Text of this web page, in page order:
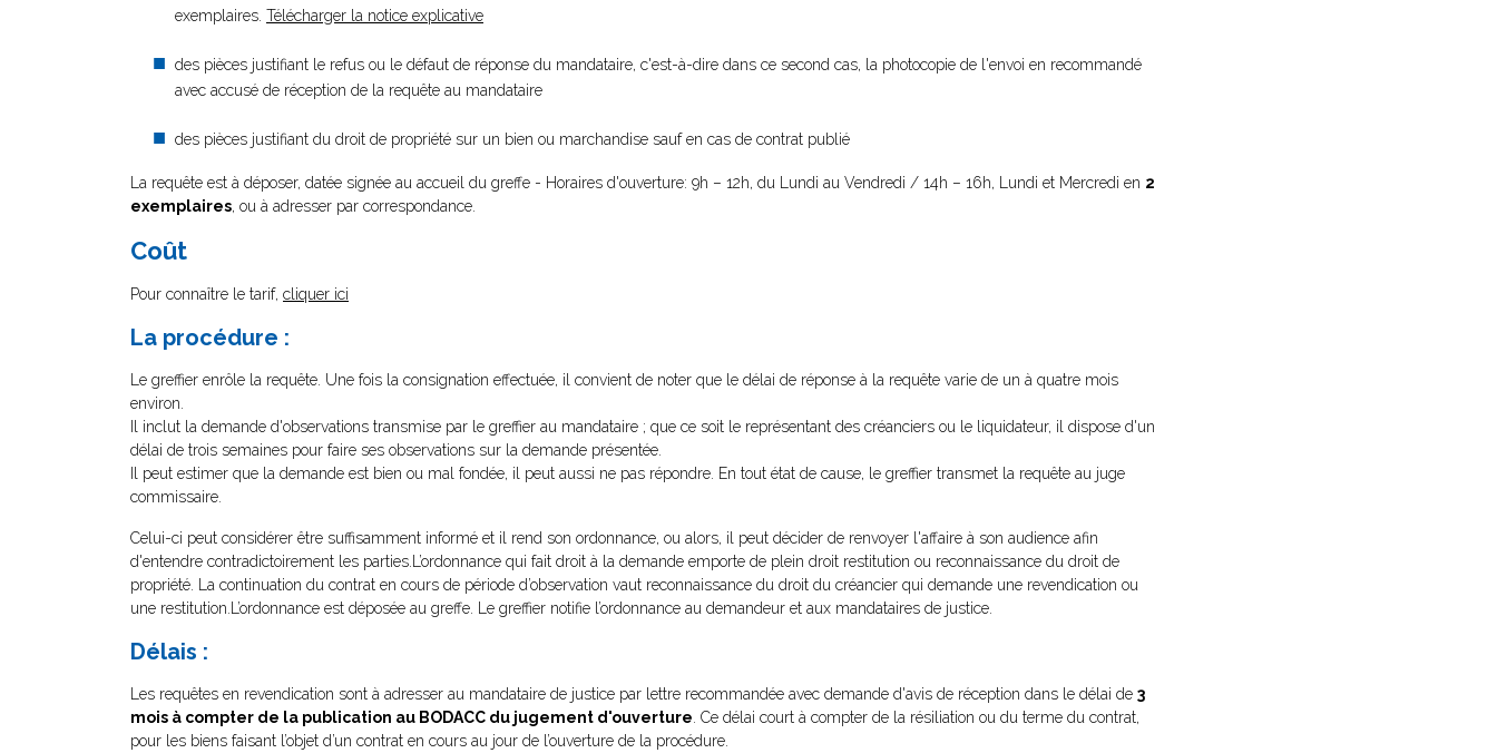
exemplaires. Télécharger la notice explicative
des pièces justifiant le refus ou le défaut de réponse du mandataire, c'est-à-dire dans ce second cas, la photocopie de l'envoi en recommandé
avec accusé de réception de la requête au mandataire
des pièces justifiant du droit de propriété sur un bien ou marchandise sauf en cas de contrat publié
La requête est à déposer, datée signée au accueil du greffe - Horaires d'ouverture: 9h – 12h, du Lundi au Vendredi / 14h – 16h, Lundi et Mercredi en 2
exemplaires, ou à adresser par correspondance.
Coût
Pour connaître le tarif, cliquer ici
La procédure :
Le greffier enrôle la requête. Une fois la consignation effectuée, il convient de noter que le délai de réponse à la requête varie de un à quatre mois
environ.
Il inclut la demande d'observations transmise par le greffier au mandataire ; que ce soit le représentant des créanciers ou le liquidateur, il dispose d'un
délai de trois semaines pour faire ses observations sur la demande présentée.
Il peut estimer que la demande est bien ou mal fondée, il peut aussi ne pas répondre. En tout état de cause, le greffier transmet la requête au juge
commissaire.
Celui-ci peut considérer être suffisamment informé et il rend son ordonnance, ou alors, il peut décider de renvoyer l'affaire à son audience afin
d'entendre contradictoirement les parties.L’ordonnance qui fait droit à la demande emporte de plein droit restitution ou reconnaissance du droit de
propriété. La continuation du contrat en cours de période d’observation vaut reconnaissance du droit du créancier qui demande une revendication ou
une restitution.L’ordonnance est déposée au greffe. Le greffier notifie l’ordonnance au demandeur et aux mandataires de justice.
Délais :
Les requêtes en revendication sont à adresser au mandataire de justice par lettre recommandée avec demande d'avis de réception dans le délai de 3
mois à compter de la publication au BODACC du jugement d'ouverture . Ce délai court à compter de la résiliation ou du terme du contrat,
pour les biens faisant l’objet d’un contrat en cours au jour de l’ouverture de la procédure.